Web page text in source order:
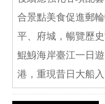
合景點美食促進郵
平、府城，暢覽歷
鯤鯓海岸臺江一日
港，重現昔日大船